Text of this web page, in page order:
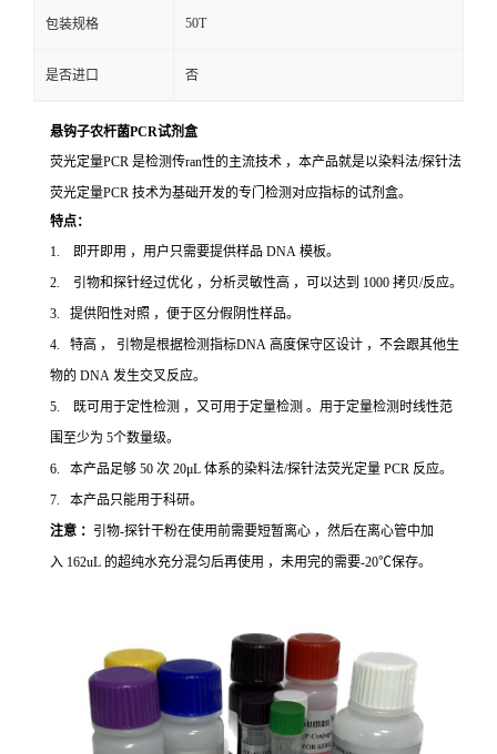
包装规格 50T
是否进口 否
悬钩子农杆菌PCR试剂盒
荧光定量PCR 是检测传ran性的主流技术 ，本产品就是以染料法/探针法
荧光定量PCR 技术为基础开发的专门检测对应指标的试剂盒。
特点：
1. 即开即用 ，用户只需要提供样品 DNA 模板。
2. 引物和探针经过优化 ，分析灵敏性高 ，可以达到 1000 拷贝/反应。
3. 提供阳性对照 ，便于区分假阴性样品。
4. 特高 ， 引物是根据检测指标DNA 高度保守区设计 ，不会跟其他生
物的 DNA 发生交叉反应。
5. 既可用于定性检测 ，又可用于定量检测 。用于定量检测时线性范
围至少为 5个数量级。
6. 本产品足够 50 次 20μL 体系的染料法/探针法荧光定量 PCR 反应。
7. 本产品只能用于科研。
注意 ： 引物-探针干粉在使用前需要短暂离心 ，然后在离心管中加
入 162uL 的超纯水充分混匀后再使用 ，未用完的需要-20℃保存。